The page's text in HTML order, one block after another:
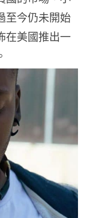
至今仍未開始
在美國推出一